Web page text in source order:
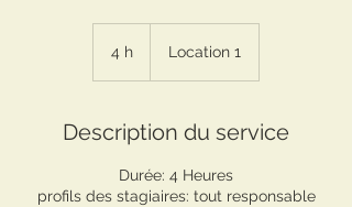
4 h Location 1
Description du service
Durée: 4 Heures
profils des stagiaires: tout responsable